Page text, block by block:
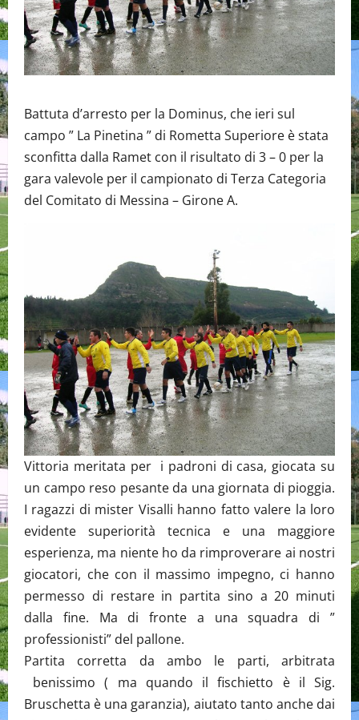
Battuta d’arresto per la Dominus, che ieri sul
campo ” La Pinetina ” di Rometta Superiore è stata
sconfitta dalla Ramet con il risultato di 3 – 0 per la
gara valevole per il campionato di Terza Categoria
del Comitato di Messina – Girone A.
Vittoria meritata per i padroni di casa, giocata su
un campo reso pesante da una giornata di pioggia.
I ragazzi di mister Visalli hanno fatto valere la loro
evidente superiorità tecnica e una maggiore
esperienza, ma niente ho da rimproverare ai nostri
giocatori, che con il massimo impegno, ci hanno
permesso di restare in partita sino a 20 minuti
dalla fine. Ma di fronte a una squadra di ”
professionisti” del pallone.
Partita corretta da ambo le parti, arbitrata
benissimo ( ma quando il fischietto è il Sig.
Bruschetta è una garanzia), aiutato tanto anche dai